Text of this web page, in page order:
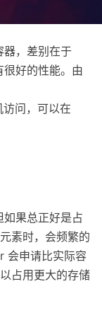
，差别在于
好的性能。由
问，可以在
果总正好是占
素时，会频繁的
会申请比实际容
占用更大的存储